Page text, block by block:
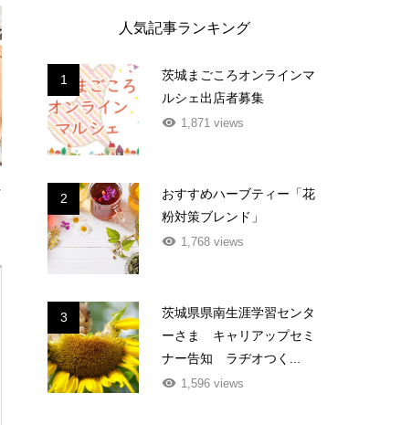
人気記事ランキング
1
茨城まごころオンラインマ
ルシェ出店者募集
1,871 views
2
おすすめハーブティー「花
粉対策ブレンド」
1,768 views
3
茨城県県南生涯学習センタ
ーさま キャリアップセミ
ナー告知 ラヂオつく...
1,596 views